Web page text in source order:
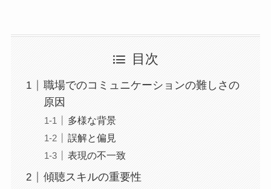
目次
職場でのコミュニケーションの難しさの
原因
多様な背景
誤解と偏見
表現の不一致
傾聴スキルの重要性